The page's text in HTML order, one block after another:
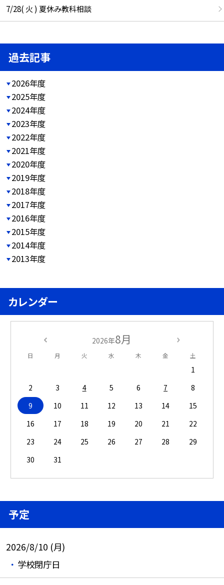
7/28( 火 ) 夏休み教科相談
過去記事
2026年度
2025年度
2024年度
2023年度
2022年度
2021年度
2020年度
2019年度
2018年度
2017年度
2016年度
2015年度
2014年度
2013年度
カレンダー
2026年8月
日 月 火 水 木 金 土
1
2
3 4 5 6 7
8
9
10 11 12 13 14
15
16
17 18 19 20 21
22
23
24 25 26 27 28
29
30
31
予定
2026/8/10 (月)
学校閉庁日